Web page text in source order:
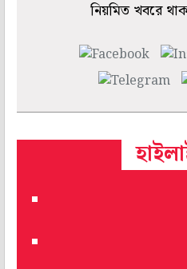
নিয়মিত খবরে